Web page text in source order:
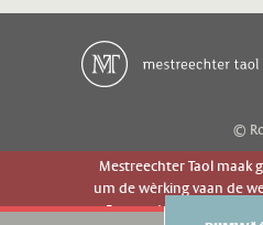
©
Mestreechter Taol maak
um de wèrking vaan de
Es geer de website